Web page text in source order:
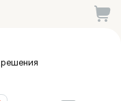
решения